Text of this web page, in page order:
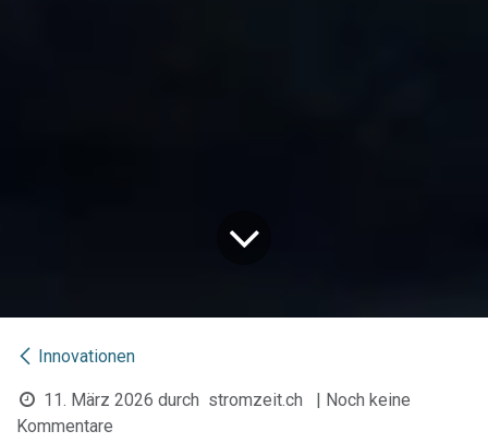
Innovationen
11. März 2026 durch stromzeit.ch
| Noch keine
Kommentare